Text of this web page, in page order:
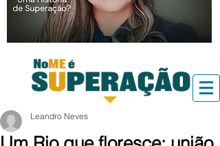
Leandro Neves